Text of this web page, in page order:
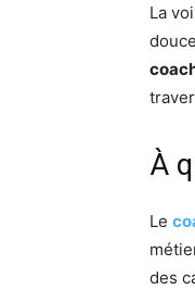
La
À
Le
des